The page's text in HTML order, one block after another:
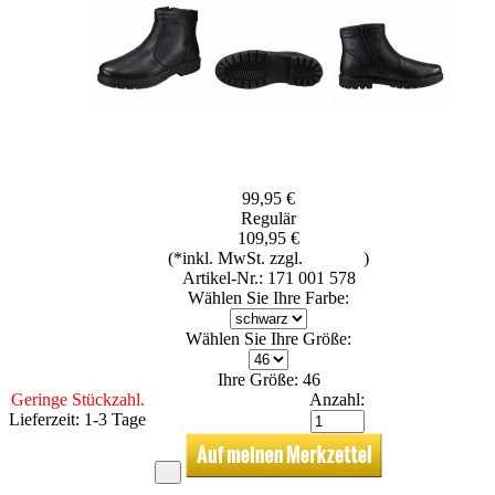
99,95 €
Regulär
109,95 €
(*inkl. MwSt. zzgl.
)
Artikel-Nr.: 171 001 578
Wählen Sie Ihre Farbe:
Wählen Sie Ihre Größe:
Ihre Größe: 46
Geringe Stückzahl.
Lieferzeit: 1-3 Tage
Anzahl: